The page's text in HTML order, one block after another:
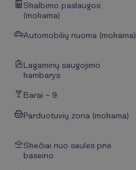
Skalbimo paslaugos
(mokama)
Automobilių nuoma (mokama)
Lagaminų saugojimo
kambarys
Barai – 9
Parduotuvių zona (mokama)
Skėčiai nuo saulės prie
baseino